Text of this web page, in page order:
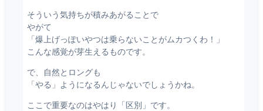
そういう気持ちが積みあがることで
やがて
「爆上げっぽいやつは乗らないことがムカつくわ！」
こんな感覚が芽生えるものです。
で、自然とロングも
「やる」ようになるんじゃないでしょうかね。
ここで重要なのはやはり「区別」です。